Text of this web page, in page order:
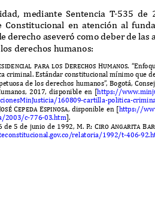
,medianteSentenciaT-535de
Constitucional en atención al
derecho aseveró como deber de las
derechos humanos:
para los Derechos Humanos. “E
criminal. Estándar constitucional mínimo que
de los derechos humanos”,Bogotá, C
umanos, 2017,disponible en [https://www.
MinJusticia/160809-cartilla-politica-
éCepeda Espinosa,disponible en [https://
/2003/c-776-03.htm].
de5de junio de 1992, M. P.: Ciro Angarita Bar
.gov.co/relatoria/1992/t-406-92.